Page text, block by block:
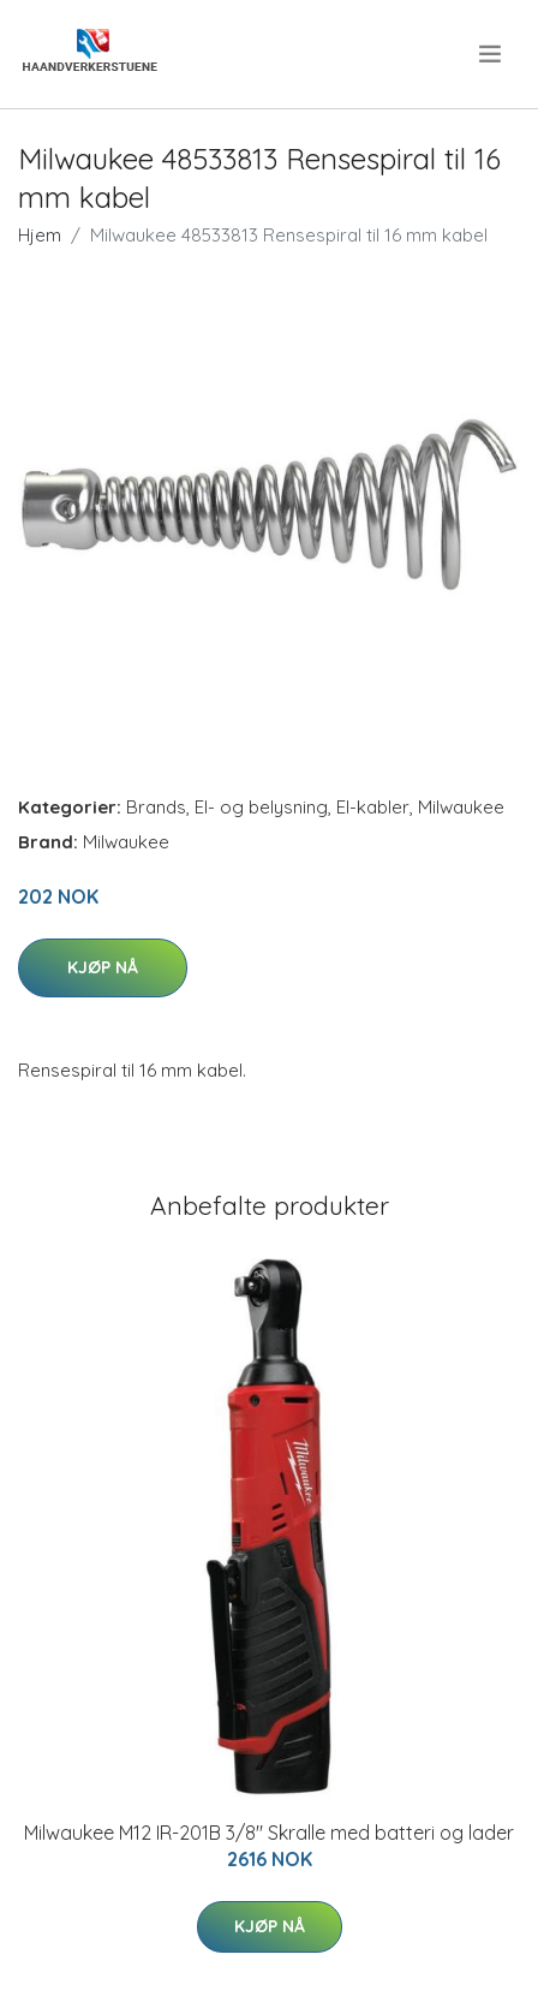
Milwaukee 48533813 Rensespiral til 16
mm kabel
Hjem Milwaukee 48533813 Rensespiral til 16 mm kabel
Kategorier: Brands, El- og belysning, El-kabler, Milwaukee
Brand: Milwaukee
202 NOK
KJØP NÅ
Rensespiral til 16 mm kabel.
Anbefalte produkter
Milwaukee M12 IR-201B 3/8" Skralle med batteri og lader
2616 NOK
KJØP NÅ